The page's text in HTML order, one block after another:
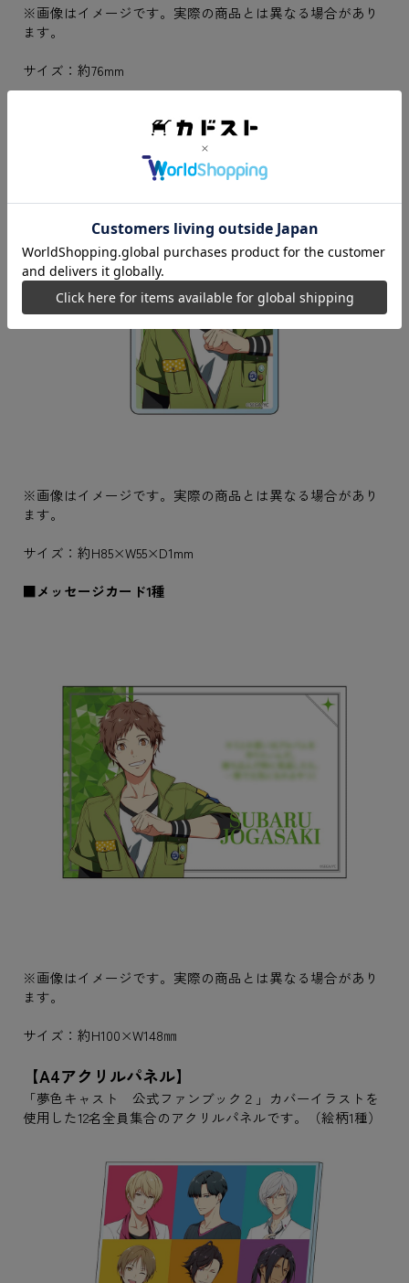
※画像はイメージです。実際の商品とは異なる場合があり
ます。
サイズ：約76mm
※画像はイメージです。実際の商品とは異なる場合があり
ます。
サイズ：約H85×W55×D1mm
■メッセージカード1種
※画像はイメージです。実際の商品とは異なる場合があり
ます。
サイズ：約H100×W148㎜
【A4アクリルパネル】
「夢色キャスト 公式ファンブック２」カバーイラストを
使用した12名全員集合のアクリルパネルです。（絵柄1種）